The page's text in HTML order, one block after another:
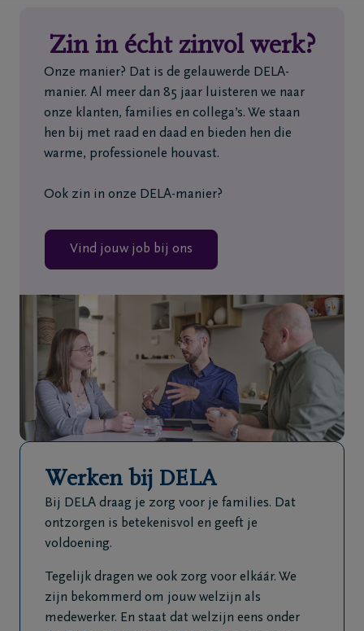
Home
Wie
zijn
Contact
Uitvaart
regelen
Overlijdensberichten
Ons
uitvaartcentrum
Veelgestelde
overlijden
3
669
62
Zin in écht zinvol werk?
Onze manier? Dat is de gelauwerde DELA-
manier. Al meer dan 85 jaar luisteren we naar
onze klanten, families en collega’s. We staan
hen bij met raad en daad en bieden hen die
warme, professionele houvast.
Ook zin in onze DELA-manier?
Vind jouw job bij ons
Werken bij DELA
Bij DELA draag je zorg voor je families. Dat
ontzorgen is betekenisvol en geeft je
voldoening.
Tegelijk dragen we ook zorg voor elkáár. We
zijn bekommerd om jouw welzijn als
medewerker. En staat dat welzijn eens onder